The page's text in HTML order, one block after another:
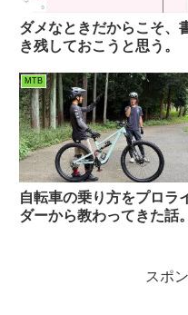
ダメなときだからこそ、
き残しておこうと思う。
MTB
自転車の乗り方をプロラ
ダーから教わってきた話。
スポ